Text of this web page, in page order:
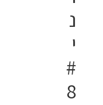
נ
י
#
8